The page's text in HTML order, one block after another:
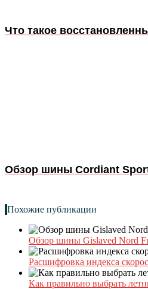
Что такое
Обзор шины Cordiant
Похожие публикации
Обзор шины Gislaved Nord
Расшифровка индекса
Как правильно выбрать